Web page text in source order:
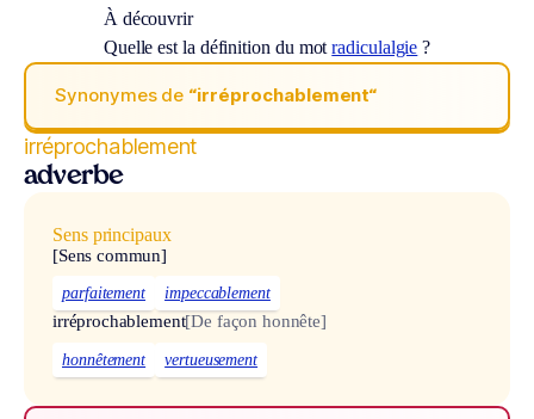
À découvrir
Quelle est la définition du motradiculalgie ?
Synonymes de “irréprochablement“
irréprochablement
adverbe
Sens principaux
[Sens commun]
parfaitement impeccablement
irréprochablement[De façon honnête]
honnêtement vertueusement